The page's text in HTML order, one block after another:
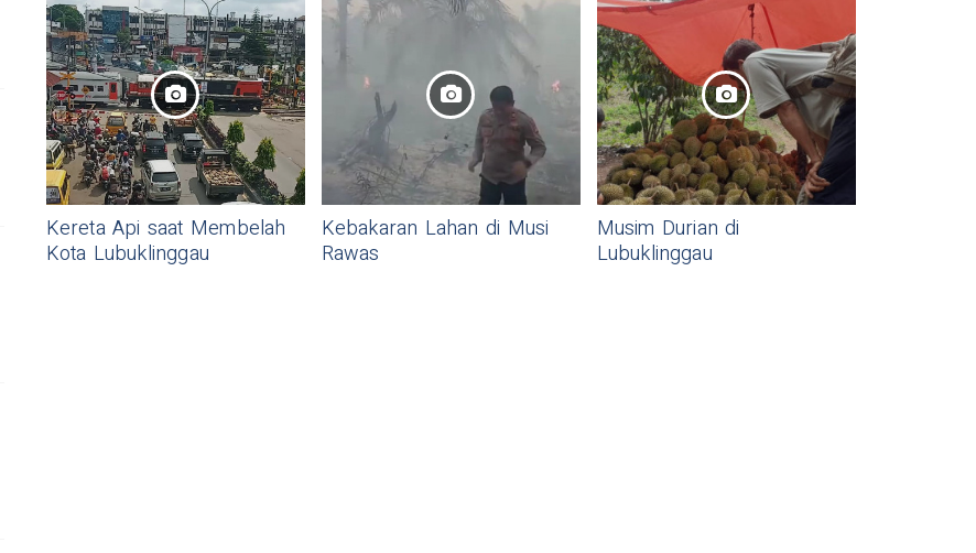
Kereta Api saat Membelah
Kota Lubuklinggau
Kebakaran Lahan di Musi
Rawas
Musim Durian di
Lubuklinggau